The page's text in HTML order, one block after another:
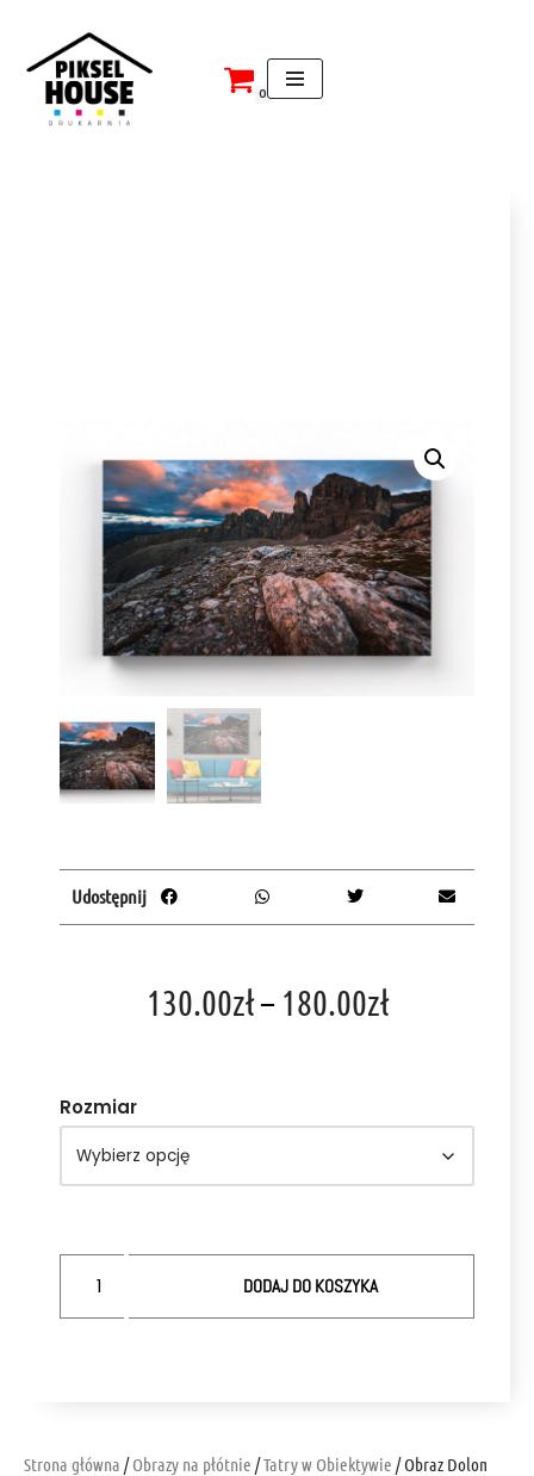
Przejdź
treści
0
Strona główna /Obrazy na płótnie /Tatry w Obiektywie / Obraz Dolomity 07
Udostępnij
130.00zł– 180.00zł
Rozmiar
DODAJ DO KOSZYKA